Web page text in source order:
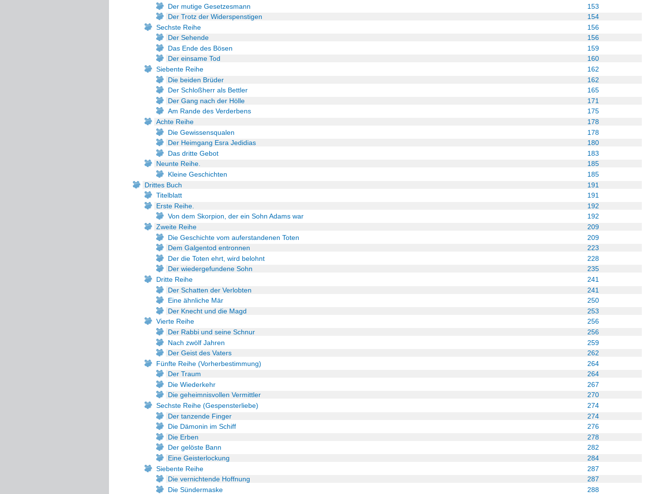
153
Der mutige Gesetzesmann
154
Der Trotz der Widerspenstigen
156
Sechste Reihe
156
Der Sehende
159
Das Ende des Bösen
160
Der einsame Tod
162
Siebente Reihe
162
Die beiden Brüder
165
Der Schloßherr als Bettler
171
Der Gang nach der Hölle
175
Am Rande des Verderbens
178
Achte Reihe
178
Die Gewissensqualen
180
Der Heimgang Esra Jedidias
183
Das dritte Gebot
185
Neunte Reihe.
185
Kleine Geschichten
191
Drittes Buch
191
Titelblatt
192
Erste Reihe.
192
Von dem Skorpion, der ein Sohn Adams war
209
Zweite Reihe
209
Die Geschichte vom auferstandenen Toten
223
Dem Galgentod entronnen
228
Der die Toten ehrt, wird belohnt
235
Der wiedergefundene Sohn
241
Dritte Reihe
241
Der Schatten der Verlobten
250
Eine ähnliche Mär
253
Der Knecht und die Magd
256
Vierte Reihe
256
Der Rabbi und seine Schnur
259
Nach zwölf Jahren
262
Der Geist des Vaters
264
Fünfte Reihe (Vorherbestimmung)
264
Der Traum
267
Die Wiederkehr
270
Die geheimnisvollen Vermittler
274
Sechste Reihe (Gespensterliebe)
274
Der tanzende Finger
276
Die Dämonin im Schiff
278
Die Erben
282
Der gelöste Bann
284
Eine Geisterlockung
287
Siebente Reihe
287
Die vernichtende Hoffnung
288
Die Sündermaske